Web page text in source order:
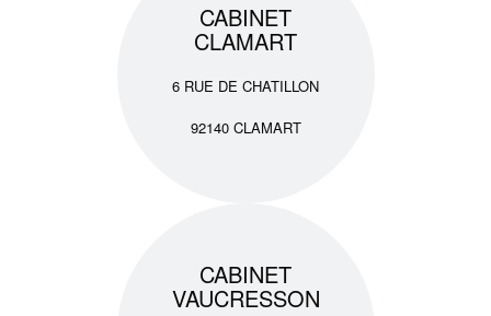
CABINET
CLAMART
6 RUE DE CHATILLON
92140 CLAMART
CABINET
VAUCRESSON